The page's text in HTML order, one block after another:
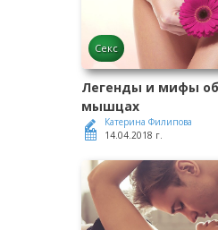
Секс
Легенды и мифы
мышцах
Катерина Филипова
14.04.2018 г.